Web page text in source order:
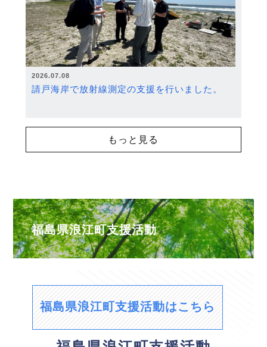
2026.07.08
請戸海岸で放射線測定の支援を行いました。
もっと見る
福島県浪江町支援活動
福島県浪江町支援活動はこちら